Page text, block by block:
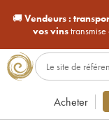
🚚Vendeurs :
vos vins
Acheter